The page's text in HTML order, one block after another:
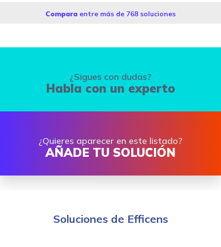
Compara entre más de 768 soluciones
¿Sigues con dudas?
Habla con un experto
¿Quieres aparecer en este listado?
AÑADE TU SOLUCIÓN
Soluciones de Efficens